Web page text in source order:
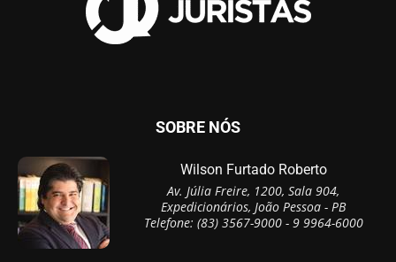
SOBRE NÓS
Wilson Furtado Roberto
Av. Júlia Freire, 1200, Sala 904,
Expedicionários, João Pessoa - PB
Telefone: (83) 3567-9000 - 9 9964-6000